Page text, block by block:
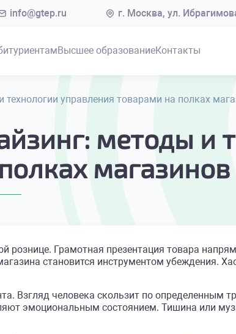
info@gtep.ru г. Москва, ул.
Высшее образованиеКонтакты
управления товарами на полках
методы и
магазинов
рознице. Грамотная презентация товара
становится инструментом убеждения.
Взгляд человека скользит по определенным
эмоциональным состоянием. Тишина или